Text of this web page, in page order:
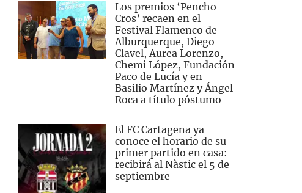
Los premios ‘Pencho
Cros’ recaen en el
Festival Flamenco de
Alburquerque, Diego
Clavel, Aurea Lorenzo,
Chemi López, Fundación
Paco de Lucía y en
Basilio Martínez y Ángel
Roca a título póstumo
El FC Cartagena ya
conoce el horario de su
primer partido en casa:
recibirá al Nàstic el 5 de
septiembre